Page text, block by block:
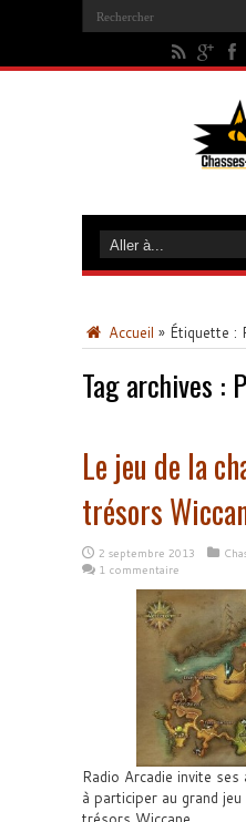
Accueil » Étiquette :
Tag archives :
Le jeu de la
trésors
2 septembre 2013
1 commentaire
Radio Arcadie invite
à participer au grand